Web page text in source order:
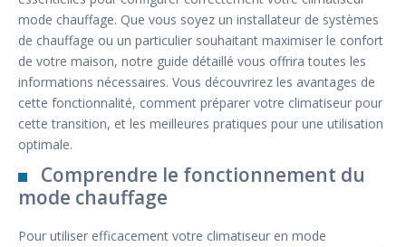
mode chauffage. Que vous soyez un installateur de systèmes
de chauffage ou un particulier souhaitant maximiser le confort
de votre maison, notre guide détaillé vous offrira toutes les
informations nécessaires. Vous découvrirez les avantages de
cette fonctionnalité, comment préparer votre climatiseur pour
cette transition, et les meilleures pratiques pour une utilisation
optimale.
Comprendre le fonctionnement du
mode chauffage
Pour utiliser efficacement votre climatiseur en mode